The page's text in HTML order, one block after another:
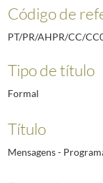
5907
Código de
PT/PR/AHPR/CC/
Tipo de título
Formal
Título
Mensagens -